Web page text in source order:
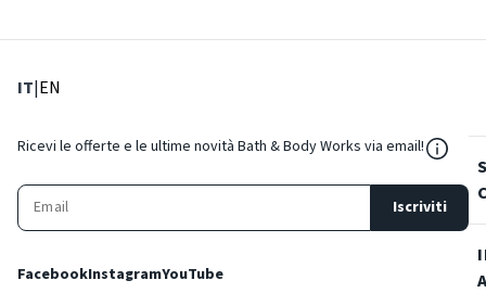
IT: Lingua corrente
|EN
Ricevi le offerte e le ultime novità Bath & Body Works via email!
Iscriviti
FacebookInstagramYouTube